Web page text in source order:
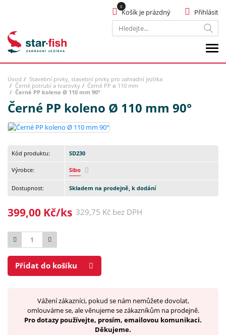
Hledat
Přihlásit
Košík je prázdný
Úvod
Stavební prvky, stavební prvky pro zahradní jezírka
Černé potrubí a tvarovky
Černé PP ø 110 mm
Černé PP koleno Ø 110 mm 90°
Černé PP koleno Ø 110 mm 90°
Kód produktu: SD230
Výrobce: Sibo
Dostupnost: Skladem na prodejně, k dodání
399,00 Kč/ks 329,75 Kč bez DPH
Počet
Přidat do košíku
Vážení zákazníci, pokud se nám nemůžete dovolat,
omlouváme se, ale věnujeme se zákazníkům na prodejně.
Pro dotazy používejte, prosím, emailovou komunikaci.
Děkujeme.